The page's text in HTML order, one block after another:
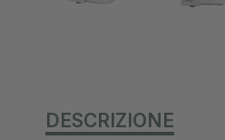
DESCRIZIONE